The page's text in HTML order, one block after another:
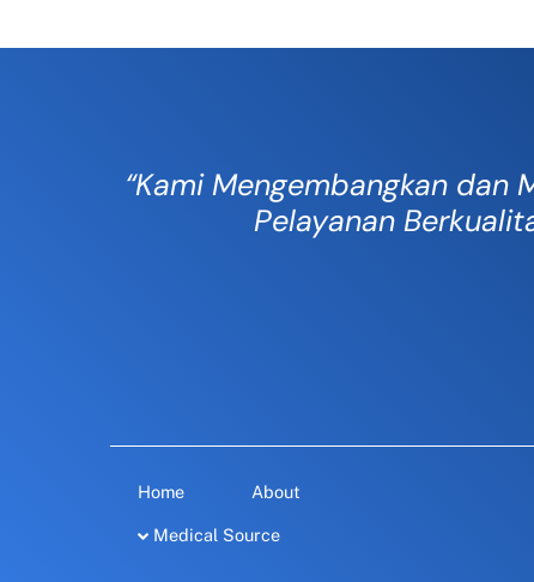
“Kami Mengembangkan dan
Pelayanan
Home About
Medical Source